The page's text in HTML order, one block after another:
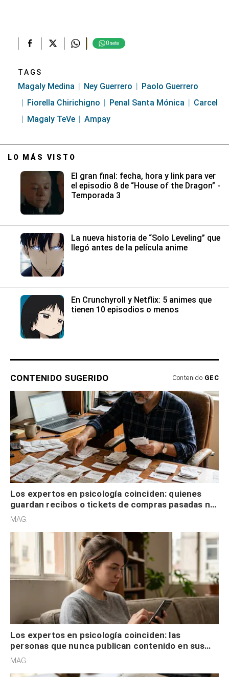
Únete
TAGS
Magaly Medina Ney Guerrero
Paolo Guerrero
Fiorella Chirichigno
Penal Santa Mónica
Carcel
Magaly TeVe
Ampay
LO MÁS VISTO
El gran final: fecha, hora y link para ver
el episodio 8 de “House of the Dragon” -
Temporada 3
La nueva historia de “Solo Leveling” que
llegó antes de la película anime
En Crunchyroll y Netflix: 5 animes que
tienen 10 episodios o menos
CONTENIDO SUGERIDO Contenido GEC
Los expertos en psicología coinciden: quienes
guardan recibos o tickets de compras pasadas no
son acumuladores, sino que tienen necesidad de
MAG.
Los expertos en psicología coinciden: las
personas que nunca publican contenido en sus
redes sociales no pretenden buscar validación
MAG.